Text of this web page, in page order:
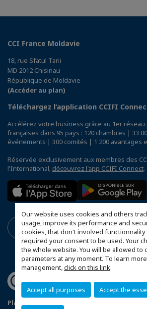
Our website uses cookies and others
usage, improve its performance and
cookies, that don't involved functionnality
required your consent to be used. Your
the whole website. You will be allowed to
parameters at any moment. To learn
management,click on this link.
Accept all purposes Accept the
CCI France Moldavie
18, rue Sfatul Tarii
MD 2012 Chisinau
République de Moldavie
(Accéder au plan)
Téléchargez l’application CCIFI
Accélérez votre business grâce au 1er
françaises dans 95 pays : 120 chambres | 33
événements | 300 comités | 1 200 avantages
Réservée exclusivement aux membres des
l'International, découvrez l'app CCIFI Connect.
Plan du site